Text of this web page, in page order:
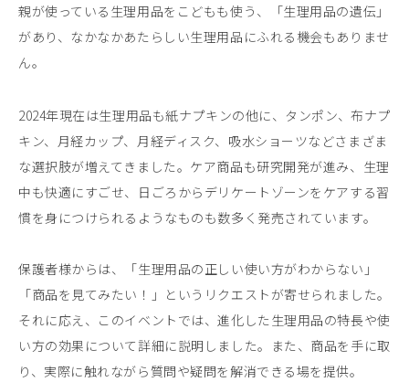
親が使っている生理用品をこどもも使う、「生理用品の遺伝」
があり、なかなかあたらしい生理用品にふれる機会もありませ
ん。
2024年現在は生理用品も紙ナプキンの他に、タンポン、布ナプ
キン、月経カップ、月経ディスク、吸水ショーツなどさまざま
な選択肢が増えてきました。ケア商品も研究開発が進み、生理
中も快適にすごせ、日ごろからデリケートゾーンをケアする習
慣を身につけられるようなものも数多く発売されています。
保護者様からは、「生理用品の正しい使い方がわからない」
「商品を見てみたい！」というリクエストが寄せられました。
それに応え、このイベントでは、進化した生理用品の特長や使
い方の効果について詳細に説明しました。また、商品を手に取
り、実際に触れながら質問や疑問を解消できる場を提供。